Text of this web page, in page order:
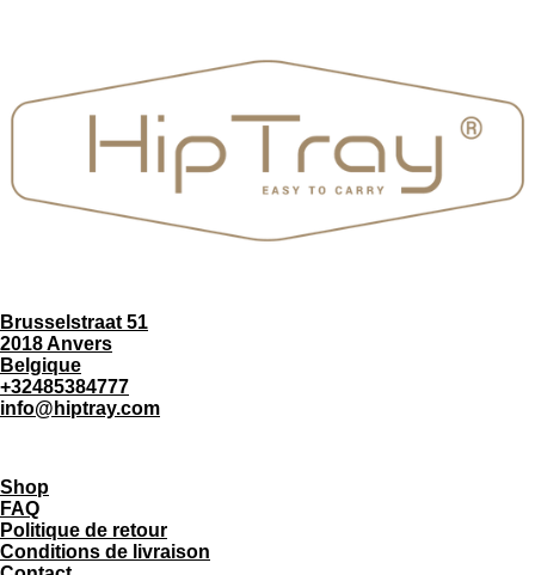
Brusselstraat 51
2018 Anvers
Belgique
+32485384777
info@hiptray.com
Shop
FAQ
Politique de retour
Conditions de livraison